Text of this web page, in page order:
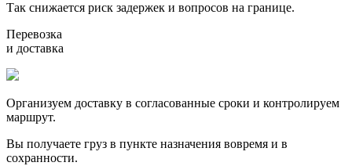
Так снижается риск задержек и вопросов на границе.
Перевозка
и доставка
Организуем доставку в согласованные сроки и контролируем
маршрут.
Вы получаете груз в пункте назначения вовремя и в
сохранности.